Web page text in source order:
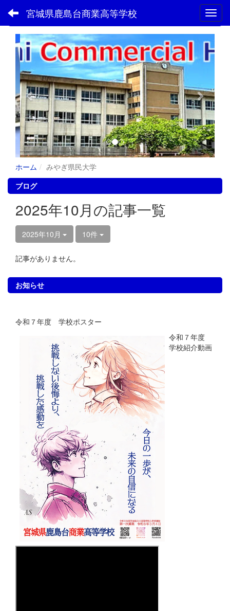
宮城県鹿島台商業高等学校
フォトアルバム
p
r
e
v
i
o
u
s
n
e
t
ホーム
みやぎ県民大学
ブログ
2025年10月の記事一覧
2025年10月 10件
記事がありません。
お知らせ
令和７年度 学校ポスター
令和７年度
学校紹介動画